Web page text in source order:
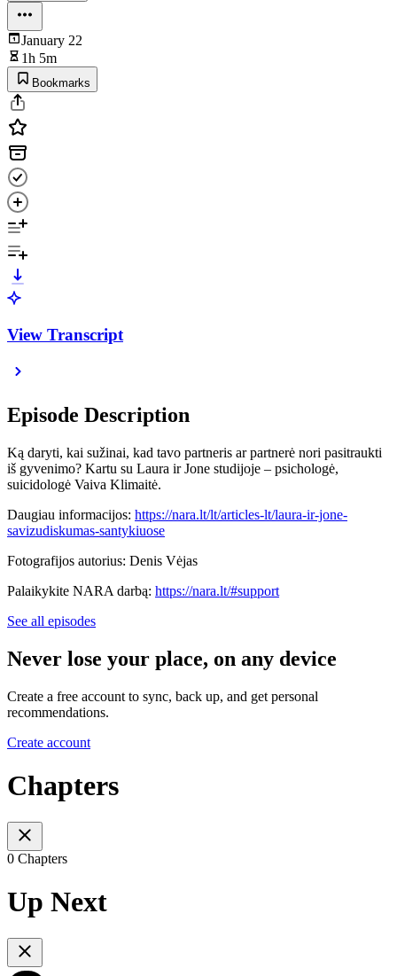
January 22
1h 5m
Bookmarks
View Transcript
Episode Description
Ką daryti, kai sužinai, kad tavo partneris ar partnerė nori pasitraukti
iš gyvenimo? Kartu su Laura ir Jone studijoje – psichologė,
suicidologė Vaiva Klimaitė.
Daugiau informacijos: https://nara.lt/lt/articles-lt/laura-ir-jone-
savizudiskumas-santykiuose
Fotografijos autorius: Denis Vėjas
Palaikykite NARA darbą: https://nara.lt/#support
See all episodes
Never lose your place, on any device
Create a free account to sync, back up, and get personal
recommendations.
Create account
Chapters
0 Chapters
Up Next